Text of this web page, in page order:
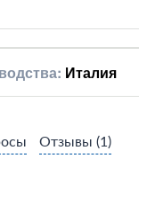
Италия
Отзывы (1)